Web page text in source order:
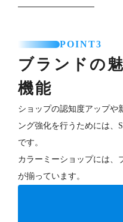
POINT3
ブランドの
機能
ショップの認知度アップや
ング強化を行うためには、
です。
カラーミーショップには、
が揃っています。